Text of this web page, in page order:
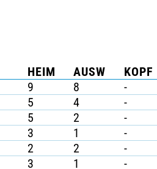
HEIM AUSW
9 8 -
5 4 -
5 2 -
3 1 -
2 2 -
3 1 -